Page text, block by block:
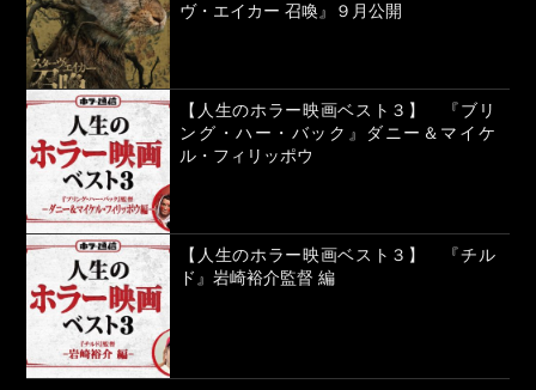
ヴ・エイカー 召喚』９月公開
【人生のホラー映画ベスト３】 『ブリ
ング・ハー・バック』ダニー＆マイケ
ル・フィリッポウ
【人生のホラー映画ベスト３】 『チル
ド』岩崎裕介監督 編